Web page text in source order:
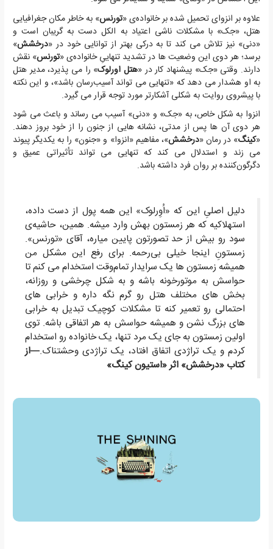
علاوه بر انزوای تحمیل شده بر خانواده‌ی «تورنس» به خاطر مکان جغرافیایی
هتل، «جک» با مشکلات ناشی اعتیاد به الکل دست به گریبان است و
«دنی» نیز تلاش می کند تا به درکی بهتر از توانایی خود در «درخشش»
برسد؛ هر دوی این وضعیت ها در تشدید تنهاییِ خانواده‌ی «تورنس» نقش
دارند. وقتی «جک» پیشنهاد کار در «هتل اورلوک» را می پذیرد، مدیر هتل
به او هشدار می دهد که «تنهایی می تواند آسیب‌رسان باشد»، و این نکته
با پیشروی روایت به شکلی آشکارتر مورد توجه قرار می گیرد.
انزوا به شکل خاص، به «جک» و «دنی» آسیب می رساند و باعث می شود
هر دوی آن ها پس از مدتی، نشانه هایی از جنون را از خود بروز دهند.
«کینگ» در رمان «درخشش»، مفاهیم «انزوا» و «جنون» را به یکدیگر پیوند
می زند و استدلال می کند که تنهایی می تواند تأثیراتی عمیق و
دگرگون‌کننده بر روان فرد داشته باشد.
دلیل اصلیِ این که «اُوِرلوک» این همه پول از دست داده،
استهلاکیه که هر زمستون بهش وارد میشه. همین، حاشیه‌ی
سود رو بیش از حد تصورتون پایین میاره، آقای «تورنس».
زمستونِ اینجا خیلی بی‌رحمه. برای رفع این مشکل من
همیشه زمستون ها یک سرایدار تمام‌وقت استخدام می کنم تا
حواسش به موتورخونه باشه و به شکل چرخشی و روزانه،
بخش های مختلف هتل رو گرم نگه داره و خرابی های
احتمالی رو تعمیر کنه تا مشکلات کوچیک تبدیل به خرابی
های بزرگ نشن و همیشه حواسش به هر اتفاقی باشه. توی
اولین زمستون به جای یک مرد تنها، یک خانواده رو استخدام
کردم و یک تراژدی اتفاق افتاد، یک تراژدی وحشتناک.—از
کتاب «درخشش» اثر «استیون کینگ»